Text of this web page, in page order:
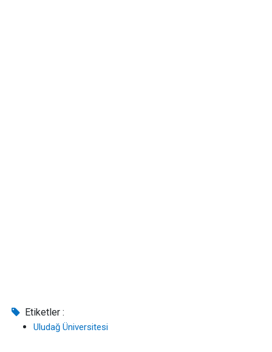
Etiketler :
Uludağ Üniversitesi